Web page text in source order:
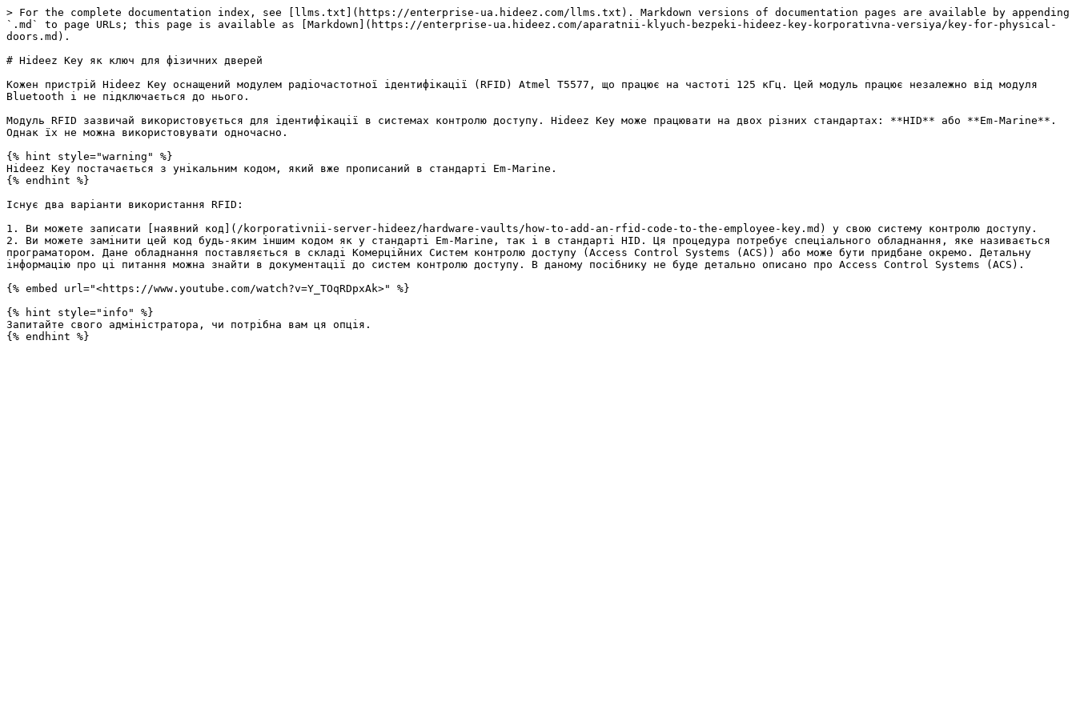
> For the complete documentation index, see [llms.txt](https://enterprise-ua.hideez.com/llms.txt). Markdown versions of documentation pages are available by appending
`.md` to page URLs; this page is available as [Markdown](https://enterprise-ua.hideez.com/aparatnii-klyuch-bezpeki-hideez-key-korporativna-versiya/key-for-physical-
doors.md).
# Hideez Key як ключ для фізичних дверей
Кожен пристрій Hideez Key оснащений модулем радіочастотної ідентифікації (RFID) Atmel T5577, що працює на частоті 125 кГц. Цей модуль працює незалежно від модуля
Bluetooth і не підключається до нього.
Модуль RFID зазвичай використовується для ідентифікації в системах контролю доступу. Hideez Key може працювати на двох різних стандартах: **HID** або **Em-Marine**.
Однак їх не можна використовувати одночасно.
{% hint style="warning" %}
Hideez Key постачається з унікальним кодом, який вже прописаний в стандарті Em-Marine.
{% endhint %}
Існує два варіанти використання RFID:
1. Ви можете записати [наявний код](/korporativnii-server-hideez/hardware-vaults/how-to-add-an-rfid-code-to-the-employee-key.md) у свою систему контролю доступу.
2. Ви можете замінити цей код будь-яким іншим кодом як у стандарті Em-Marine, так і в стандарті HID. Ця процедура потребує спеціального обладнання, яке називається
програматором. Дане обладнання поставляється в складі Комерційних Систем контролю доступу (Access Control Systems (ACS)) або може бути придбане окремо. Детальну
інформацію про ці питання можна знайти в документації до систем контролю доступу. В даному посібнику не буде детально описано про Access Control Systems (ACS).
{% embed url="<https://www.youtube.com/watch?v=Y_TOqRDpxAk>" %}
{% hint style="info" %}
Запитайте свого адміністратора, чи потрібна вам ця опція.